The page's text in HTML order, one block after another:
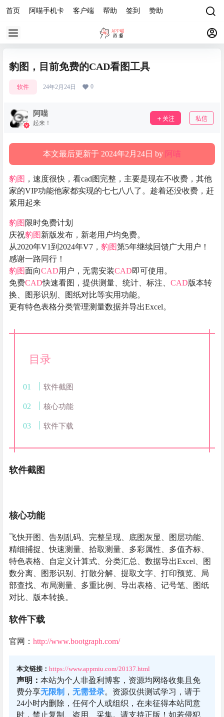
首页 阿喵手机卡 客户端 帮助 签到 赞助
豹图，目前免费的CAD看图工具
软件 24年2月24日 0
阿喵
起来！
关注 私信
本文最后更新于 2024年2月24日 by 阿喵
豹图 ，速度很快，看cad图完整，主要是现在不收费，其他
家的VIP功能他家都实现的七七八八了。趁着还没收费，赶
紧用起来
豹图 限时免费计划
庆祝豹图 新版发布，新老用户均免费。
从2020年V1到2024年V7， 豹图第5年继续回馈广大用户！
感谢一路同行！
豹图面向CAD用户，无需安装CAD即可使用。
免费CAD快速看图，提供测量、统计、标注、 CAD版本转
换、图形识别、图纸对比等实用功能。
更有特色表格分类管理测量数据并导出Excel。
目录
软件截图
核心功能
软件下载
软件截图
核心功能
飞快开图、告别乱码、完整呈现、底图灰显、图层功能、
精细捕捉、快速测量、拾取测量、多彩属性、多值齐标、
特色表格、自定义计算式、分类汇总、数据导出Excel、图
数分离、图形识别、打散分解、提取文字、打印预览、局
部查找、布局测量、多重比例、导出表格、记号笔、图纸
对比、版本转换。
软件下载
官网： http://www.bootgraph.com/
本文链接： https://www.appmiu.com/20137.html
声明： 本站为个人非盈利博客，资源均网络收集且免
费分享无限制 ， 无需登录。资源仅供测试学习，请于
24小时内删除，任何个人或组织，在未征得本站同意
时，禁止复制、盗用、采集。请支持正版！如若侵犯